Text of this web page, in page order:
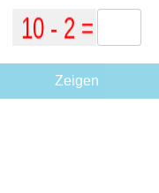
Zeigen